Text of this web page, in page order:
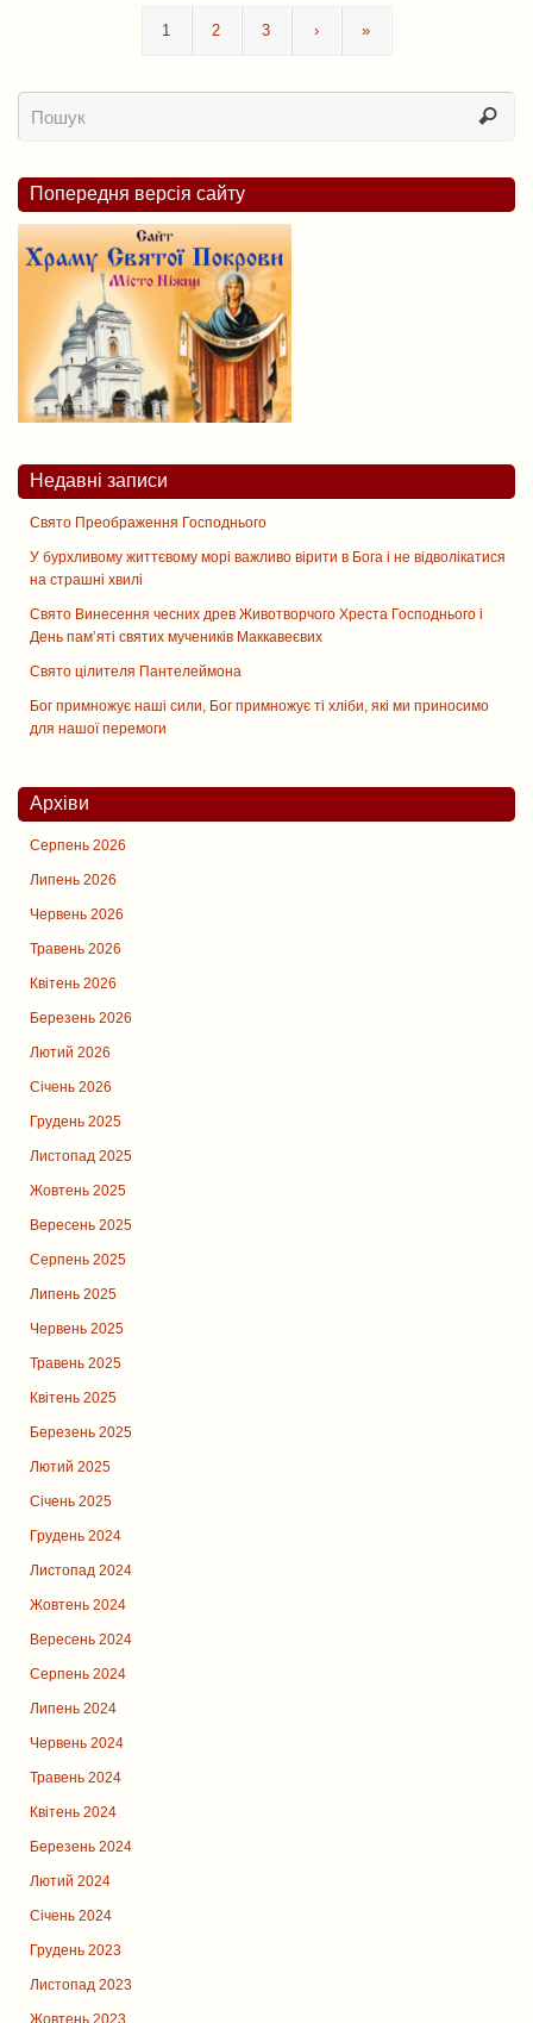
1 2 3 › »
Попередня версія сайту
Недавні записи
Свято Преображення Господнього
У бурхливому життєвому морі важливо вірити в Бога і не відволікатися
на страшні хвилі
Свято Винесення чесних древ Животворчого Хреста Господнього і
День памʼяті святих мучеників Маккавеєвих
Свято цiлителя Пантелеймона
Бог примножує наші сили, Бог примножує ті хліби, які ми приносимо
для нашої перемоги
Архіви
Серпень 2026
Липень 2026
Червень 2026
Травень 2026
Квітень 2026
Березень 2026
Лютий 2026
Січень 2026
Грудень 2025
Листопад 2025
Жовтень 2025
Вересень 2025
Серпень 2025
Липень 2025
Червень 2025
Травень 2025
Квітень 2025
Березень 2025
Лютий 2025
Січень 2025
Грудень 2024
Листопад 2024
Жовтень 2024
Вересень 2024
Серпень 2024
Липень 2024
Червень 2024
Травень 2024
Квітень 2024
Березень 2024
Лютий 2024
Січень 2024
Грудень 2023
Листопад 2023
Жовтень 2023